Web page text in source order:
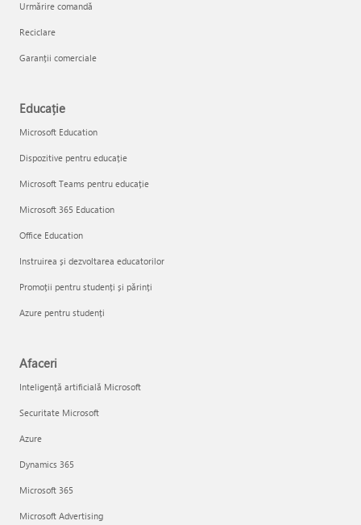
Urmărire comandă
Reciclare
Garanții comerciale
Educație
Microsoft Education
Dispozitive pentru educație
Microsoft Teams pentru educație
Microsoft 365 Education
Office Education
Instruirea și dezvoltarea educatorilor
Promoții pentru studenți și părinți
Azure pentru studenți
Afaceri
Inteligență artificială Microsoft
Securitate Microsoft
Azure
Dynamics 365
Microsoft 365
Microsoft Advertising